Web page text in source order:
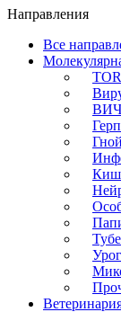
Направления
Все
ВИЧ